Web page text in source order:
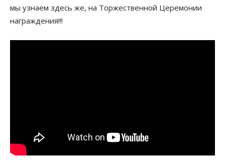
мы узнаем здесь же, на Торжественной Церемонии
награждения!!!